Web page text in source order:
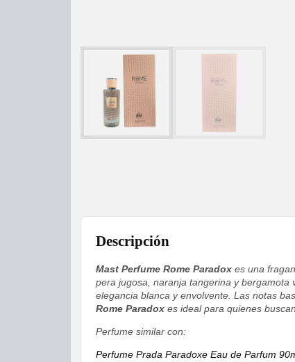
Descripción
Mast Perfume Rome Paradox es una
pera jugosa, naranja tangerina y
elegancia blanca y envolvente. Las notas
Rome Paradox es ideal para quienes
Perfume similar con:
Perfume Prada Paradoxe Eau de Parfum